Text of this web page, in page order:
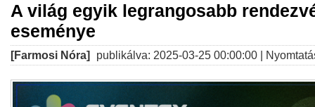
A világ egyik legrangosabb
eseménye
[Farmosi Nóra] publikálva: 2025-03-25 00:00:00 |